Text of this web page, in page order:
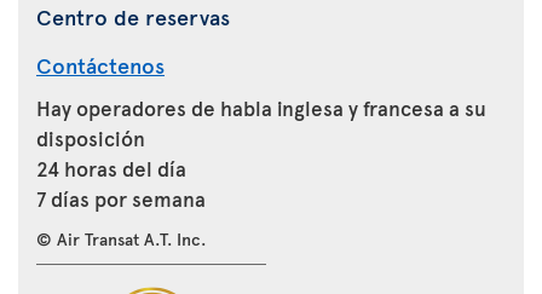
Centro de reservas
Contáctenos
Hay operadores de habla inglesa y francesa a su
disposición
24 horas del día
7 días por semana
© Air Transat A.T. Inc.